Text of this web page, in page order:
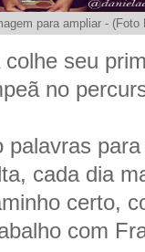
para ampliar - (Foto
seu
no
palavras
cada dia
certo,
com